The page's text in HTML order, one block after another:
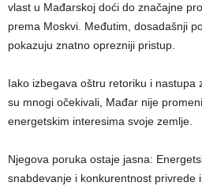
vlast u Mađarskoj doći do značajne
prema Moskvi. Međutim, dosadašnji
pokazuju znatno oprezniji pristup.
Iako izbegava oštru retoriku i nastupa
su mnogi očekivali, Mađar nije
energetskim interesima svoje zemlje.
Njegova poruka ostaje jasna:
snabdevanje i konkurentnost privrede